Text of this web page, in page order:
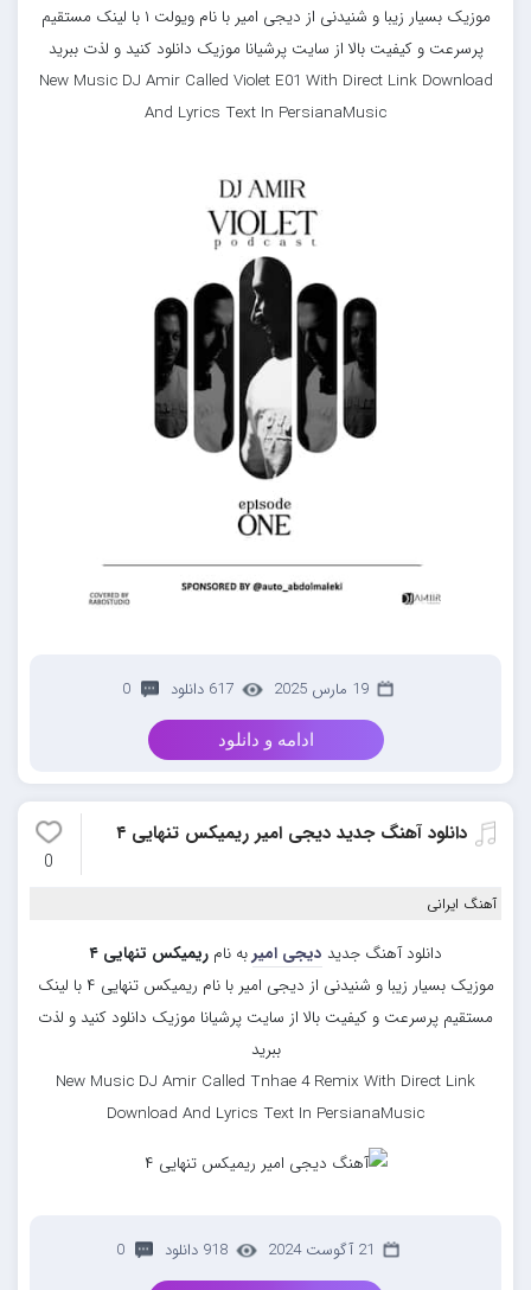
موزیک بسیار زیبا و شنیدنی از دیجی امیر با نام ویولت ۱ با لینک مستقیم
پرسرعت و کیفیت بالا از سایت پرشیانا موزیک دانلود کنید و لذت ببرید
New Music DJ Amir Called Violet E01 With Direct Link Download
And Lyrics Text In PersianaMusic
19 مارس 2025 617 دانلود 0
ادامه و دانلود
دانلود آهنگ جدید دیجی امیر ریمیکس تنهایی ۴
0
آهنگ ایرانی
دانلود آهنگ جدید دیجی امیربه نامریمیکس تنهایی ۴
موزیک بسیار زیبا و شنیدنی از دیجی امیر با نام ریمیکس تنهایی ۴ با لینک
مستقیم پرسرعت و کیفیت بالا از سایت پرشیانا موزیک دانلود کنید و لذت
ببرید
New Music DJ Amir Called Tnhae 4 Remix With Direct Link
Download And Lyrics Text In PersianaMusic
21 آگوست 2024 918 دانلود 0